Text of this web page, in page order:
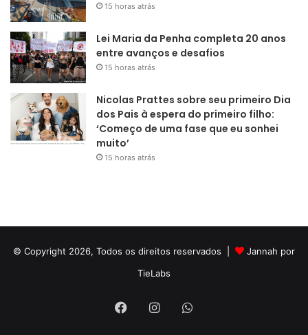
15 horas atrás
Lei Maria da Penha completa 20 anos
entre avanços e desafios
15 horas atrás
Nicolas Prattes sobre seu primeiro Dia
dos Pais à espera do primeiro filho:
‘Começo de uma fase que eu sonhei
muito’
15 horas atrás
© Copyright 2026, Todos os direitos reservados |
Jannah por
TieLabs
FacebookInstagramWhatsApp